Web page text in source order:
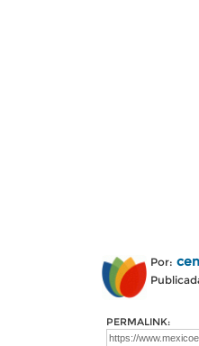
Por:
PERMALINK: